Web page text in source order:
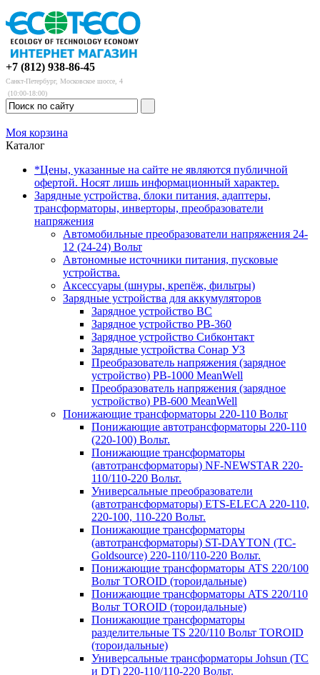
+7 (812) 938-86-45
Санкт-Петербург, Московское шоссе, 4
(10:00-18:00)
Моя корзина
Каталог
*Цены, указанные на сайте не являются публичной
офертой. Носят лишь информационный характер.
Зарядные устройства, блоки питания, адаптеры,
трансформаторы, инверторы, преобразователи
напряжения
Автомобильные преобразователи напряжения 24-
12 (24-24) Вольт
Автономные источники питания, пусковые
устройства.
Аксессуары (шнуры, крепёж, фильтры)
Зарядные устройства для аккумуляторов
Зарядное устройство BC
Зарядное устройство PB-360
Зарядное устройство Сибконтакт
Зарядные устройства Сонар УЗ
Преобразователь напряжения (зарядное
устройство) PB-1000 MeanWell
Преобразователь напряжения (зарядное
устройство) PB-600 MeanWell
Понижающие трансформаторы 220-110 Вольт
Понижающие автотрансформаторы 220-110
(220-100) Вольт.
Понижающие трансформаторы
(автотрансформаторы) NF-NEWSTAR 220-
110/110-220 Вольт.
Универсальные преобразователи
(автотрансформаторы) ETS-ELECA 220-110,
220-100, 110-220 Вольт.
Понижающие трансформаторы
(автотрансформаторы) ST-DAYTON (TC-
Goldsource) 220-110/110-220 Вольт.
Понижающие трансформаторы ATS 220/100
Вольт TOROID (тороидальные)
Понижающие трансформаторы ATS 220/110
Вольт TOROID (тороидальные)
Понижающие трансформаторы
разделительные TS 220/110 Вольт TOROID
(тороидальные)
Универсальные трансформаторы Johsun (TС
и DT) 220-110/110-220 Вольт.